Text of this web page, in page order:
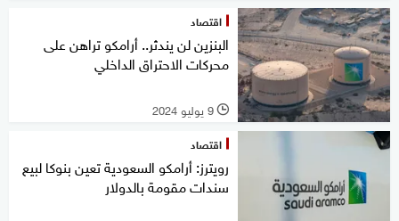
اقتصاد
البنزين لن يندثر.. أرامكو تراهن على
محركات الاحتراق الداخلي
l 9 يوليو 2024
اقتصاد
رويترز: أرامكو السعودية تعين بنوكا لبيع
سندات مقومة بالدولار